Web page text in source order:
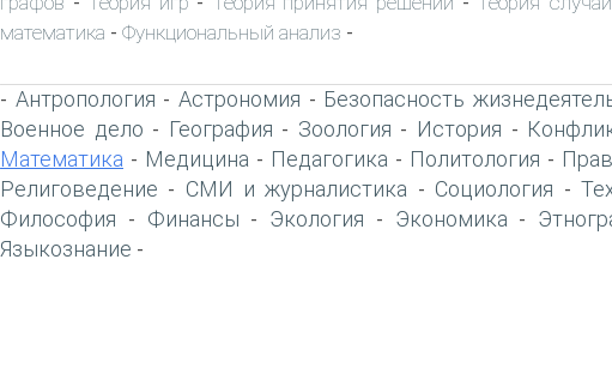
математика - Функциональный анализ -
- Антропология -Астрономия - Безопасность
Военное дело - География - Зоология - История -
Математика - Медицина - Педагогика - Политология -
Религоведение - СМИ и журналистика - Социология -
Философия - Финансы - Экология - Экономика -
Языкознание -